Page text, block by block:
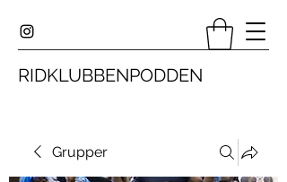
RIDKLUBBENPODDEN
Grupper